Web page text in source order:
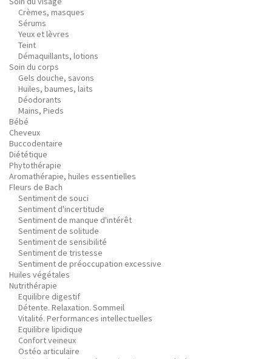
Crèmes, masques
Sérums
Yeux et lèvres
Teint
Démaquillants, lotions
Soin du corps
Gels douche, savons
Huiles, baumes, laits
Déodorants
Mains, Pieds
Bébé
Cheveux
Buccodentaire
Diététique
Phytothérapie
Aromathérapie, huiles essentielles
Fleurs de Bach
Sentiment de souci
Sentiment d'incertitude
Sentiment de manque d'intérêt
Sentiment de solitude
Sentiment de sensibilité
Sentiment de tristesse
Sentiment de préoccupation excessive
Huiles végétales
Nutrithérapie
Equilibre digestif
Détente. Relaxation. Sommeil
Vitalité. Performances intellectuelles
Equilibre lipidique
Confort veineux
Ostéo articulaire